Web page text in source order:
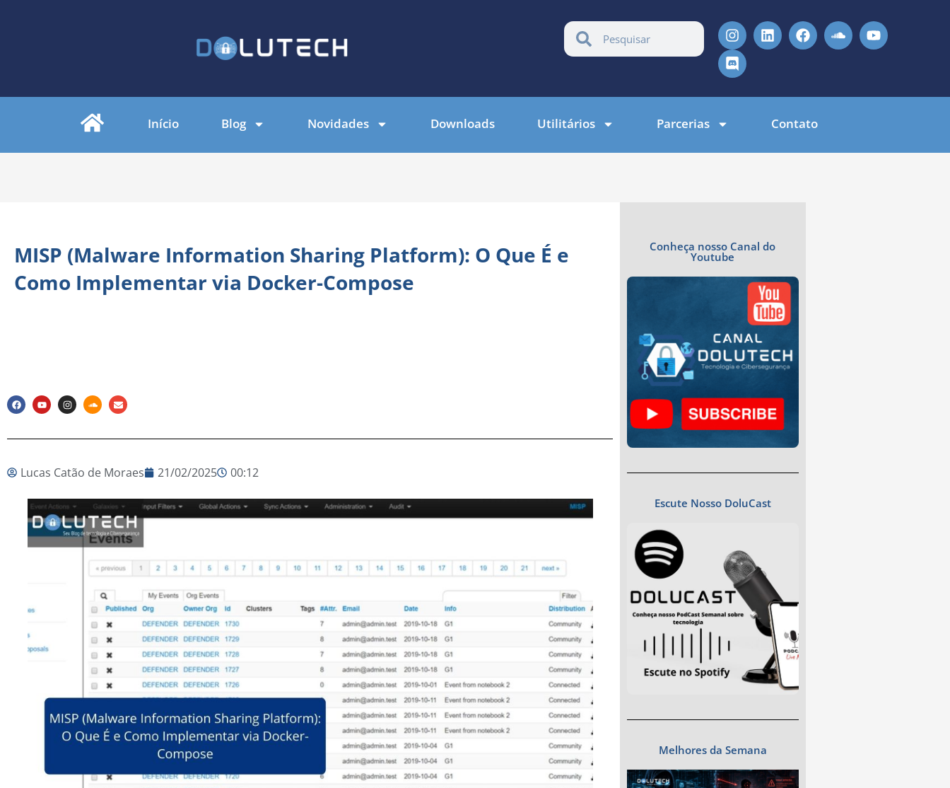
Início Blog Novidades Downloads Utilitários Parcerias Contato
MISP (Malware Information Sharing Platform): O Que É e
Como Implementar via Docker-Compose
Lucas Catão de Moraes 21/02/2025 00:12
Conheça nosso Canal do
Youtube
Escute Nosso DoluCast
Melhores da Semana